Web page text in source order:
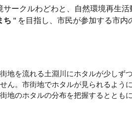
ークルわどわと、自然環境再生
ち " を目指し、市民が参加する市内
地を流れる土淵川にホタルが少しず
ん。市街地でホタルが見られるよ
地のホタルの分布を把握するととも